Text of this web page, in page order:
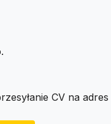
CV na adres